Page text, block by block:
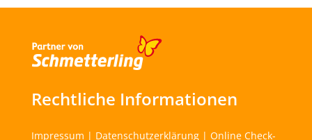
Rechtliche Informationen
Impressum | Datenschutzerklärung| Online Check-